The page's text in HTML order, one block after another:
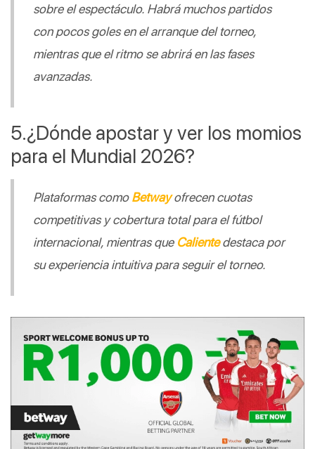
sobre el espectáculo. Habrá muchos partidos
con pocos goles en el arranque del torneo,
mientras que el ritmo se abrirá en las fases
avanzadas.
¿Dónde apostar y ver los momios
para el Mundial 2026?
Plataformas como Betway ofrecen cuotas
competitivas y cobertura total para el fútbol
internacional, mientras que Caliente destaca por
su experiencia intuitiva para seguir el torneo.